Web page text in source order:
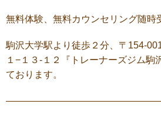
無料体験、無料カウンセリング随時
駒沢大学駅より徒歩２分、〒154-
１−１３-１２『トレーナーズジム駒
ております。